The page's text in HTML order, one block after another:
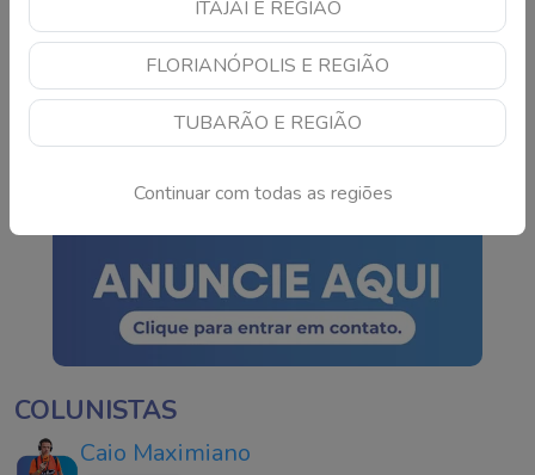
ITAJAÍ E REGIÃO
FLORIANÓPOLIS E REGIÃO
TUBARÃO E REGIÃO
Continuar com todas as regiões
Motociclista morre após
acidente grave na BR-
101 em São José
Continue lendo
COLUNISTAS
Caio Maximiano